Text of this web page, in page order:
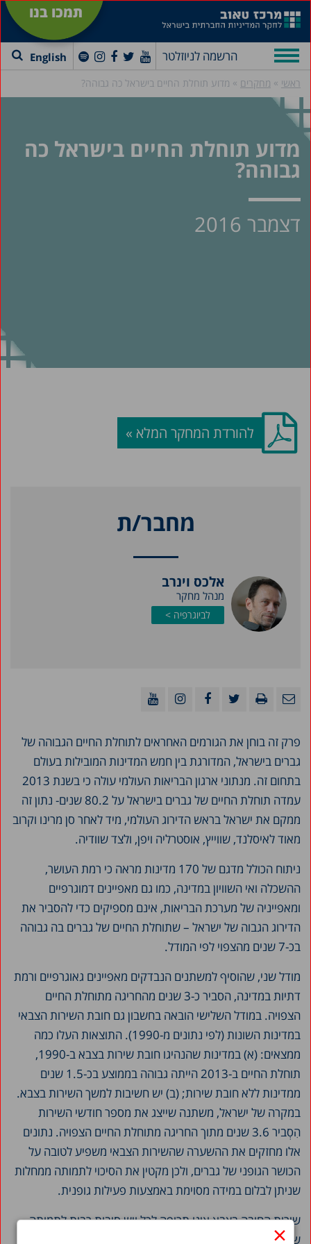
תמכו בנו
הרשמה לניוזלטר English
×
ראשי » מחקרים » מדוע תוחלת החיים בישראל כה גבוהה?
מדוע תוחלת החיים בישראל כה
גבוהה?
דצמבר 2016
להורדת המחקר המלא »
מחבר/ת
אלכס וינרב
מנהל מחקר
לביוגרפיה >
פרק זה בוחן את הגורמים האחראים לתוחלת החיים הגבוהה של
גברים בישראל, המדורגת בין חמש המדינות ‏המובילות בעולם
בתחום זה. מנתוני ארגון הבריאות העולמי עולה כי בשנת 2013
עמדה תוחלת החיים של גברים בישראל על 80.2 שנים- נתון זה
ממקם את ישראל בראש הדירוג העולמי, מיד לאחר סן מרינו וקרוב
מאוד לאיסלנד, שווייץ, אוסטרליה ויפן, ולצד שוודיה.
ניתוח הכולל מדגם של 170 מדינות מראה כי רמת העושר,
ההשכלה ואי השוויון ‏במדינה, כמו גם מאפיינים דמוגרפיים
ומאפייניה של מערכת הבריאות, אינם מספיקים כדי להסביר את
הדירוג ‏הגבוה של ישראל – שתוחלת החיים של גברים בה גבוהה
בכ-7 שנים מהצפוי לפי המודל.
מודל שני, שהוסיף ‏למשתנים הנבדקים מאפיינים גאוגרפיים ורמת
דתיות במדינה, הסביר כ-3 שנים מהחריגה מתוחלת החיים
‏הצפויה. במודל השלישי הובאה בחשבון גם חובת השירות הצבאי
במדינות השונות (לפי נתונים מ-‏‎1990‎‏). ‏התוצאות העלו כמה
ממצאים: (א) במדינות שהנהיגו חובת שירות בצבא ב-‏‎1990‎‏,
תוחלת החיים ב-2013 הייתה ‏גבוהה בממוצע בכ-1.5 שנים
ממדינות ללא חובת שירות; (ב) יש חשיבות למשך השירות בצבא.
במקרה של ‏ישראל, משתנה שייצג את מספר חודשי השירות
הִסְביר 3.6 שנים מתוך החריגה מתוחלת החיים הצפויה. נתונים
אלו מחזקים את ההשערה שהשירות הצבאי משפיע לטובה על
הכושר הגופני של גברים, ולכן מקטין את ‏הסיכוי לתמותה ממחלות
שניתן לבלום במידה מסוימת באמצעות פעילות גופנית.
שירות החובה בצבא אינו תרופה לכל ויש סיבות רבות לתמותה
שאפילו תכניות האימון הגופני הנרחבות והאינטנסיביות ביותר